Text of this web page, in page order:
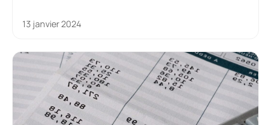
13 janvier 2024